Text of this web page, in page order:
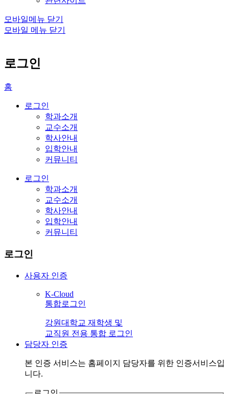
모바일메뉴 닫기
모바일 메뉴 닫기
로그인
홈
로그인
학과소개
교수소개
학사안내
입학안내
커뮤니티
로그인
학과소개
교수소개
학사안내
입학안내
커뮤니티
로그인
사용자 인증
K-Cloud
통합로그인
강원대학교 재학생 및
교직원 전용 통합 로그인
담당자 인증
본 인증 서비스는 홈페이지 담당자를 위한 인증서비스입
니다.